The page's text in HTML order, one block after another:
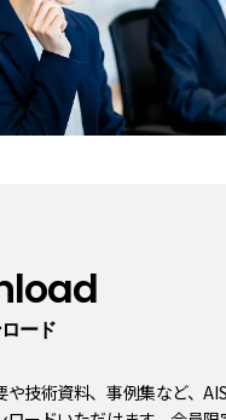
ード
や技術資料、事例集など、